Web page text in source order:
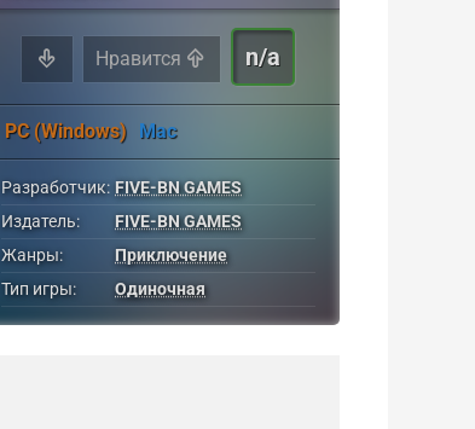
Нравится n/a
PC (Windows) Mac
Разработчик: FIVE-BN GAMES
Издатель:
FIVE-BN GAMES
Жанры:
Приключение
Тип игры:
Одиночная